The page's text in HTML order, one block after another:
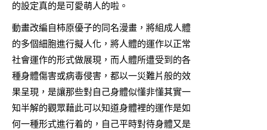
的設定真的是可愛萌人的啦。
動畫改編自柿原優子的同名漫畫，將組成人體
的多個細胞進行擬人化，將人體的運作以正常
社會運作的形式做展現，而人體所遭受到的各
種身體傷害或病毒侵害，都以一災難片般的效
果呈現，是讓那些對自己身體似懂非懂其實一
知半解的觀眾藉此可以知道身體裡的運作是如
何一種形式進行着的，自己平時對待身體又是